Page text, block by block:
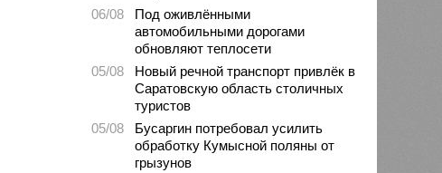
06/08
Под оживлёнными
автомобильными дорогами
обновляют теплосети
05/08
Новый речной транспорт привлёк в
Саратовскую область столичных
туристов
05/08
Бусаргин потребовал усилить
обработку Кумысной поляны от
грызунов